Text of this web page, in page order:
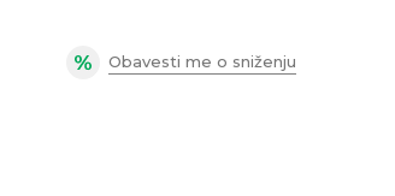
Obavesti me o sniženju